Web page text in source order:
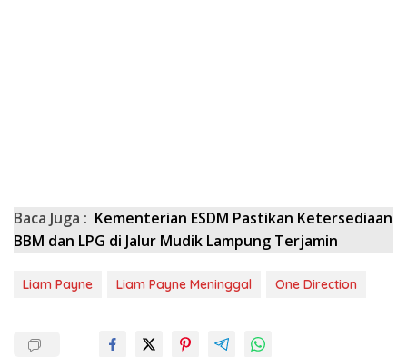
Baca Juga : Kementerian ESDM Pastikan Ketersediaan
BBM dan LPG di Jalur Mudik Lampung Terjamin
Liam Payne Liam Payne Meninggal One Direction